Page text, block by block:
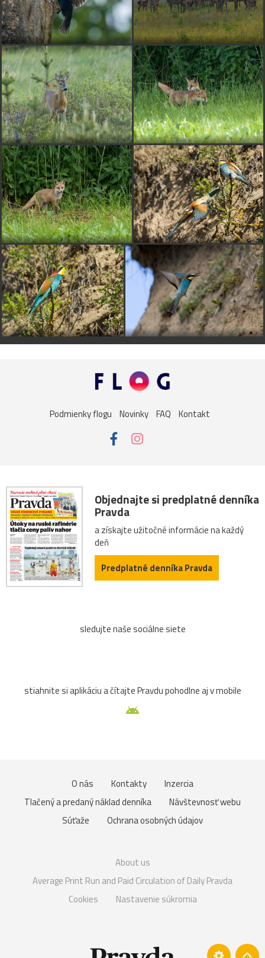
Podmienky flogu Novinky FAQ Kontakt
Objednajte si predplatné denníka
Pravda
a získajte užitočné informácie na každý
deň
Predplatné denníka Pravda
sledujte naše sociálne siete
stiahnite si aplikáciu a čítajte Pravdu pohodlne aj v mobile
O nás Kontakty
Inzercia
Tlačený a predaný náklad denníka
Návštevnosť webu
Súťaže
Ochrana osobných údajov
About us
Average Print Run and Paid Circulation of Daily Pravda
Cookies
Nastavenie súkromia